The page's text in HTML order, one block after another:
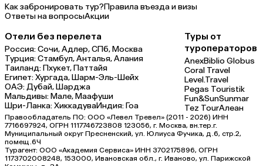
Как забронировать тур?Правила въезда и визы
Ответы на вопросыАкции
Отели без перелета
Россия:Сочи,Адлер,СПб,Москва
Турция:Стамбул,Анталья,Алания
Таиланд:Пхукет,Паттайя
Египет:Хургада,Шарм-Эль-Шейх
ОАЭ:Дубай,Шарджа
Мальдивы:Мале,Маафуши
Шри-Ланка:ХиккадуваИндия:Гоа
Туры от
туроператоров
AnexBiblio Globus
Coral Travel
Level.Travel
Pegas Touristik
Fun&SunSunmar
Tez TourАлеан
Правообладатель ПО: ООО «Левел Тревел» (2011 - 2026) ИНН
7716697924, ОГРН 1117746723808 123056, г. Москва, вн.тер.г.
Муниципальный округ Пресненский, ул. Юлиуса Фучика, д.6, стр.2,
помещ.6Ч
Турагент: ООО «Академия Сервиса» ИНН 3702175896, ОГРН
1173702008248, 153000, Ивановская обл., г. Иваново, ул. Парижской